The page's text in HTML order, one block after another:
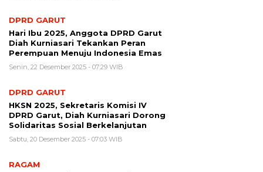
DPRD GARUT
Hari Ibu 2025, Anggota DPRD Garut
Diah Kurniasari Tekankan Peran
Perempuan Menuju Indonesia Emas
Senin, 22 Desember 2025 - 07:29 WIB
DPRD GARUT
HKSN 2025, Sekretaris Komisi IV
DPRD Garut, Diah Kurniasari Dorong
Solidaritas Sosial Berkelanjutan
Sabtu, 20 Desember 2025 - 07:03 WIB
RAGAM